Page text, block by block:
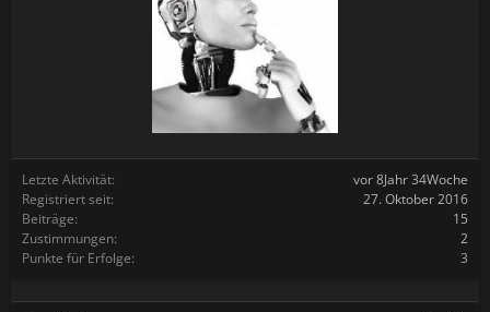
Letzte Aktivität:
vor 8Jahr 34Woche
Registriert seit:
27. Oktober 2016
Beiträge:
15
Zustimmungen:
2
Punkte für Erfolge:
3